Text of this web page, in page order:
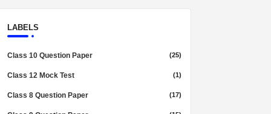
LABELS
Class 10 Question Paper (25)
Class 12 Mock Test (1)
Class 8 Question Paper (17)